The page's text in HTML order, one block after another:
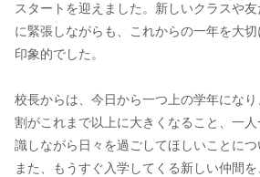
スタートを迎えました。新しいクラスや
に緊張しながらも、これからの一年を大
印象的でした。
校長からは、今日から一つ上の学年にな
割がこれまで以上に大きくなること、一
識しながら日々を過ごしてほしいことにつ
また、もうすぐ入学してくる新しい仲間